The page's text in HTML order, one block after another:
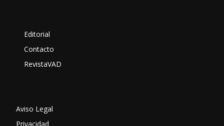
Editorial
Contacto
RevistaVAD
Aviso Legal
Privacidad